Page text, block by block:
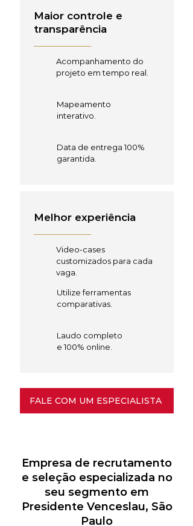
Maior controle e
transparência
Acompanhamento do
projeto em tempo real.
Mapeamento
interativo.
Data de entrega 100%
garantida.
Melhor experiência
Video-cases
customizados para cada
vaga.
Utilize ferramentas
comparativas.
Laudo completo
e 100% online.
FALE COM UM ESPECIALISTA
Empresa de recrutamento
e seleção especializada no
seu segmento em
Presidente Venceslau, São
Paulo